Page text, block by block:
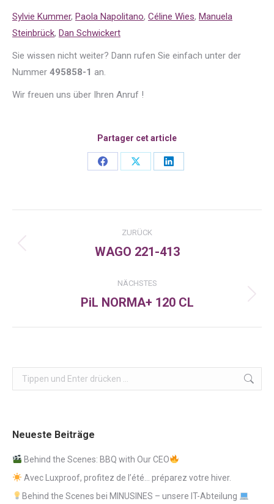
Sylvie Kummer, Paola Napolitano, Céline Wies, Manuela
Steinbrück, Dan Schwickert
Sie wissen nicht weiter? Dann rufen Sie einfach unter der
Nummer 495858-1 an.
Wir freuen uns über Ihren Anruf !
Partager cet article
Share
Share
Share
Kommentarnavigation
ZURÜCK
Vorheriger
WAGO 221-413
NÄCHSTES
Nächster
PiL NORMA+ 120 CL
Search:
Neueste Beiträge
Behind the Scenes: BBQ with Our CEO
Avec Luxproof, profitez de l’été… préparez votre hiver.
Behind the Scenes bei MINUSINES – unsere IT-Abteilung